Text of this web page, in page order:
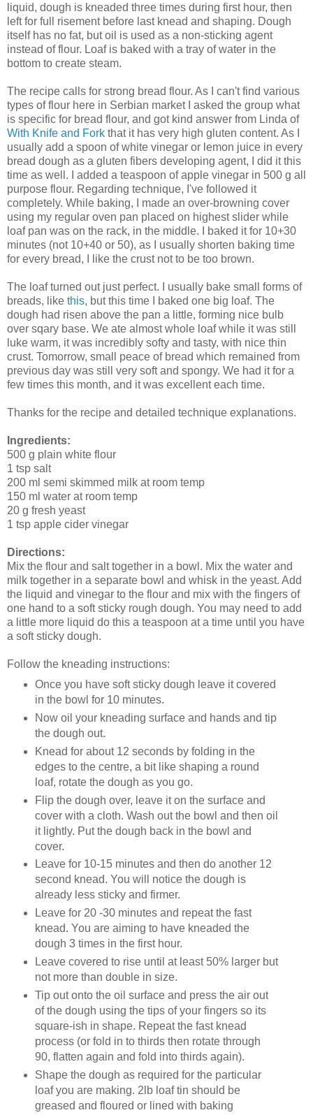
liquid, dough is kneaded three times during first hour, then
left for full risement before last knead and shaping. Dough
itself has no fat, but oil is used as a non-sticking agent
instead of flour. Loaf is baked with a tray of water in the
bottom to create steam.
The recipe calls for strong bread flour. As I can't find various
types of flour here in Serbian market I asked the group what
is specific for bread flour, and got kind answer from Linda of
With Knife and Fork that it has very high gluten content. As I
usually add a spoon of white vinegar or lemon juice in every
bread dough as a gluten fibers developing agent, I did it this
time as well. I added a teaspoon of apple vinegar in 500 g all
purpose flour. Regarding technique, I've followed it
completely. While baking, I made an over-browning cover
using my regular oven pan placed on highest slider while
loaf pan was on the rack, in the middle. I baked it for 10+30
minutes (not 10+40 or 50), as I usually shorten baking time
for every bread, I like the crust not to be too brown.
The loaf turned out just perfect. I usually bake small forms of
breads, like this, but this time I baked one big loaf. The
dough had risen above the pan a little, forming nice bulb
over sqary base. We ate almost whole loaf while it was still
luke warm, it was incredibly softy and tasty, with nice thin
crust. Tomorrow, small peace of bread which remained from
previous day was still very soft and spongy. We had it for a
few times this month, and it was excellent each time.
Thanks for the recipe and detailed technique explanations.
Ingredients:
500 g plain white flour
1 tsp salt
200 ml semi skimmed milk at room temp
150 ml water at room temp
20 g fresh yeast
1 tsp apple cider vinegar
Directions:
Mix the flour and salt together in a bowl. Mix the water and
milk together in a separate bowl and whisk in the yeast. Add
the liquid and vinegar to the flour and mix with the fingers of
one hand to a soft sticky rough dough. You may need to add
a little more liquid do this a teaspoon at a time until you have
a soft sticky dough.
Follow the kneading instructions:
Once you have soft sticky dough leave it covered
in the bowl for 10 minutes.
Now oil your kneading surface and hands and tip
the dough out.
Knead for about 12 seconds by folding in the
edges to the centre, a bit like shaping a round
loaf, rotate the dough as you go.
Flip the dough over, leave it on the surface and
cover with a cloth. Wash out the bowl and then oil
it lightly. Put the dough back in the bowl and
cover.
Leave for 10-15 minutes and then do another 12
second knead. You will notice the dough is
already less sticky and firmer.
Leave for 20 -30 minutes and repeat the fast
knead. You are aiming to have kneaded the
dough 3 times in the first hour.
Leave covered to rise until at least 50% larger but
not more than double in size.
Tip out onto the oil surface and press the air out
of the dough using the tips of your fingers so its
square-ish in shape. Repeat the fast knead
process (or fold in to thirds then rotate through
90, flatten again and fold into thirds again).
Shape the dough as required for the particular
loaf you are making. 2lb loaf tin should be
greased and floured or lined with baking